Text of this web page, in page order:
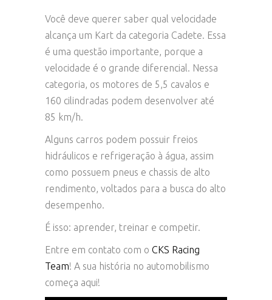
Você deve querer saber qual velocidade
alcança um Kart da categoria Cadete. Essa
é uma questão importante, porque a
velocidade é o grande diferencial. Nessa
categoria, os motores de 5,5 cavalos e
160 cilindradas podem desenvolver até
85 km/h.
Alguns carros podem possuir freios
hidráulicos e refrigeração à água, assim
como possuem pneus e chassis de alto
rendimento, voltados para a busca do alto
desempenho.
É isso: aprender, treinar e competir.
Entre em contato com o CKS Racing
Team! A sua história no automobilismo
começa aqui!